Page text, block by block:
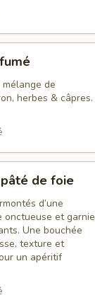
de
herbes & câpres.
de foie
d’une
onctueuse et garnie
Une bouchée
texture et
un apéritif